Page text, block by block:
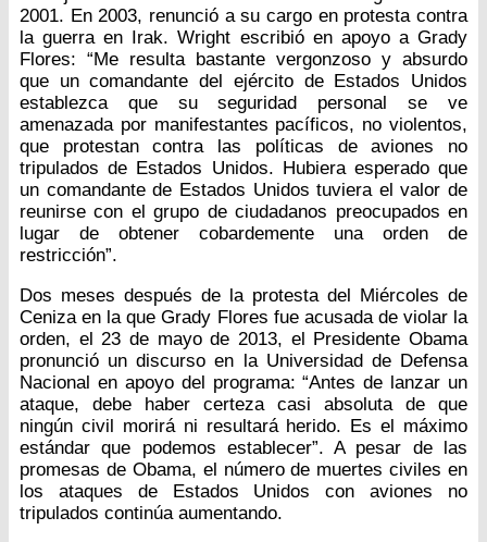
2001. En 2003, renunció a su cargo en protesta contra
la guerra en Irak. Wright escribió en apoyo a Grady
Flores: “Me resulta bastante vergonzoso y absurdo
que un comandante del ejército de Estados Unidos
establezca que su seguridad personal se ve
amenazada por manifestantes pacíficos, no violentos,
que protestan contra las políticas de aviones no
tripulados de Estados Unidos. Hubiera esperado que
un comandante de Estados Unidos tuviera el valor de
reunirse con el grupo de ciudadanos preocupados en
lugar de obtener cobardemente una orden de
restricción”.
Dos meses después de la protesta del Miércoles de
Ceniza en la que Grady Flores fue acusada de violar la
orden, el 23 de mayo de 2013, el Presidente Obama
pronunció un discurso en la Universidad de Defensa
Nacional en apoyo del programa: “Antes de lanzar un
ataque, debe haber certeza casi absoluta de que
ningún civil morirá ni resultará herido. Es el máximo
estándar que podemos establecer”. A pesar de las
promesas de Obama, el número de muertes civiles en
los ataques de Estados Unidos con aviones no
tripulados continúa aumentando.